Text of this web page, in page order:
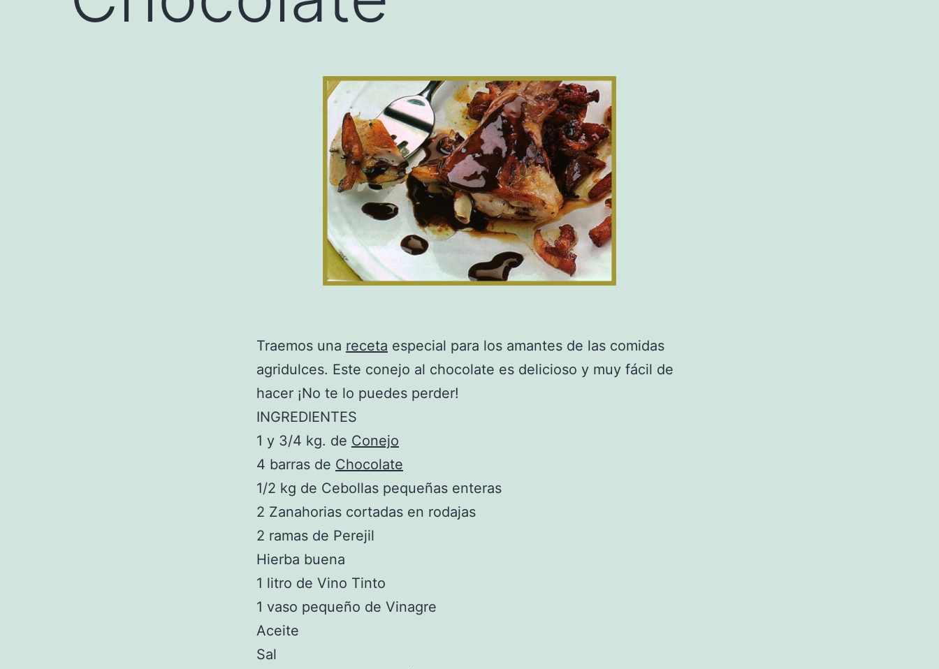
Traemos una receta especial para los amantes de las comidas
agridulces. Este conejo al chocolate es delicioso y muy fácil de
hacer ¡No te lo puedes perder!
INGREDIENTES
1 y 3/4 kg. de Conejo
4 barras de Chocolate
1/2 kg de Cebollas pequeñas enteras
2 Zanahorias cortadas en rodajas
2 ramas de Perejil
Hierba buena
1 litro de Vino Tinto
1 vaso pequeño de Vinagre
Aceite
Sal